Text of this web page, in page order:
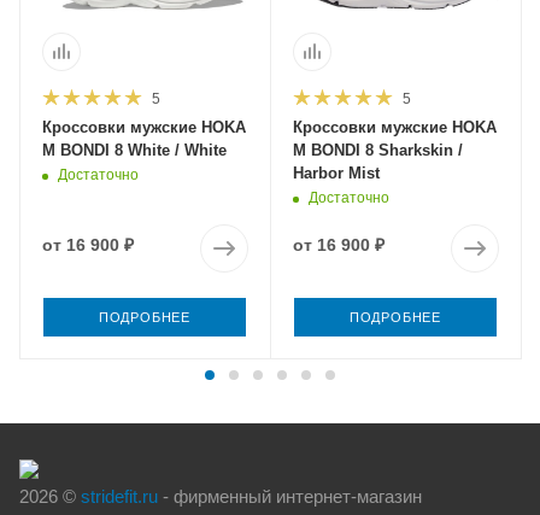
5
Кроссовки мужские HOKA
M BONDI 8 White / White
Достаточно
от 16 900 ₽
ПОДРОБНЕЕ
5
Кроссовки мужские HOKA
M BONDI 8 Sharkskin /
Harbor Mist
Достаточно
от 16 900 ₽
ПОДРОБНЕЕ
2026 © stridefit.ru - фирменный интернет-магазин